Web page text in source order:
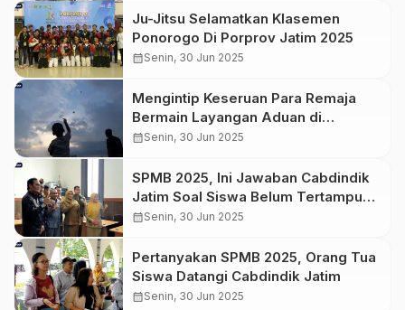
Ju-Jitsu Selamatkan Klasemen
Ponorogo Di Porprov Jatim 2025
calendar_monthSenin, 30 Jun 2025
Mengintip Keseruan Para Remaja
Bermain Layangan Aduan di
Ponorogo
calendar_monthSenin, 30 Jun 2025
SPMB 2025, Ini Jawaban Cabdindik
Jatim Soal Siswa Belum Tertampung
di SMA Negeri
calendar_monthSenin, 30 Jun 2025
Pertanyakan SPMB 2025, Orang Tua
Siswa Datangi Cabdindik Jatim
calendar_monthSenin, 30 Jun 2025